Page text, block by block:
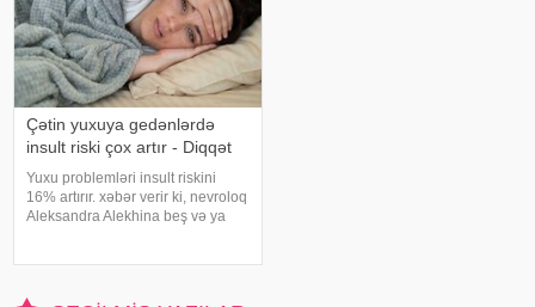
Çətin yuxuya gedənlərdə
insult riski çox artır - Diqqət
Yuxu problemləri insult riskini
16% artırır. xəbər verir ki, nevroloq
Aleksandra Alekhina beş və ya